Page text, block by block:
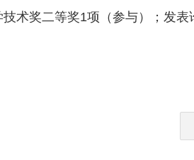
术奖二等奖1项（参与）；发表